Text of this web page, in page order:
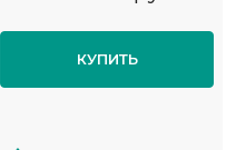
КУПИТЬ